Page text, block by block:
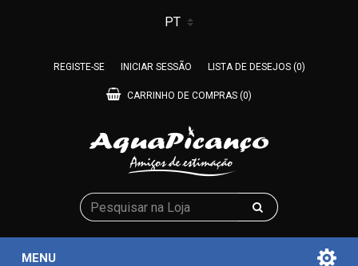
REGISTE-SE INICIAR SESSÃO LISTA DE DESEJOS (0)
CARRINHO DE COMPRAS (0)
MENU